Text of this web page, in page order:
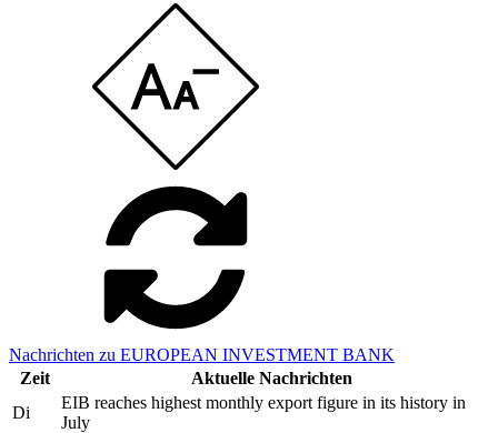
Nachrichten zu EUROPEAN INVESTMENT BANK
Zeit
Aktuelle Nachrichten
Di
EIB reaches highest monthly export figure in its history in
July